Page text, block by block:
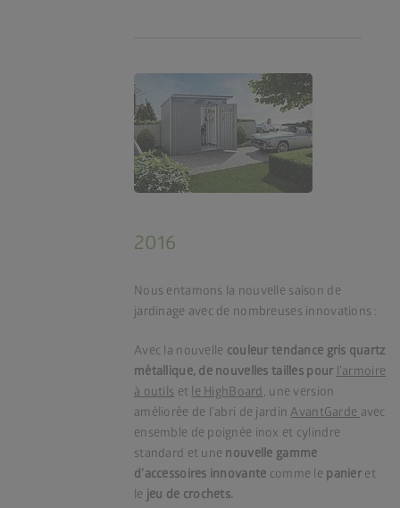
2016
Nous entamons la nouvelle saison de
jardinage avec de nombreuses innovations :
Avec la nouvelle couleur tendance gris quartz
métallique, de nouvelles tailles pour l’armoire
à outils et le HighBoard , une version
améliorée de l’abri de jardinAvantGarde avec
ensemble de poignée inox et cylindre
standard et une nouvelle gamme
d’accessoires innovante comme le panieret
le jeu de crochets.